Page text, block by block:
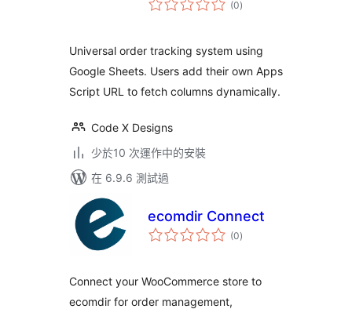
(0評)
Universal order tracking system using
Google Sheets. Users add their own Apps
Script URL to fetch columns dynamically.
Code X Designs
少於10 次運作中的安裝
在 6.9.6 測試過
ecomdir Connect
(0總
評)
Connect your WooCommerce store to
ecomdir for order management,